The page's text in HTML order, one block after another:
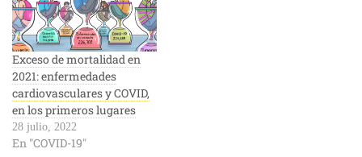
Exceso de mortalidad en
2021: enfermedades
cardiovasculares y COVID,
en los primeros lugares
28 julio, 2022
En "COVID-19"